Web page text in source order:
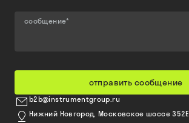
сообщение*
отправить сообщение
b2b@instrumentgroup.ru
Нижний Новгород, Московское шоссе 352Е